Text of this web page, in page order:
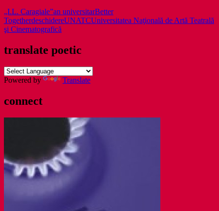
„I.L. Caragiale”an universitarBetter
TogetherdeschidereUNATCUniversitatea Naţională de Artă Teatrală
şi Cinematografică
translate poetic
Powered by Translate
connect